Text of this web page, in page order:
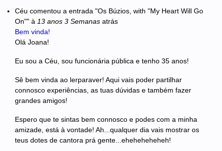
Céu comentou a entrada "Os Búzios, with "My Heart Will Go
On"" à 13 anos 3 Semanas atrás
Bem vinda!
Olá Joana!
Eu sou a Céu, sou funcionária pública e tenho 35 anos!
Sê bem vinda ao lerparaver! Aqui vais poder partilhar
connosco experiências, as tuas dúvidas e também fazer
grandes amigos!
Espero que te sintas bem connosco e podes com a minha
amizade, está à vontade! Ah...qualquer dia vais mostrar os
teus dotes de cantora prá gente...eheheheheheh!